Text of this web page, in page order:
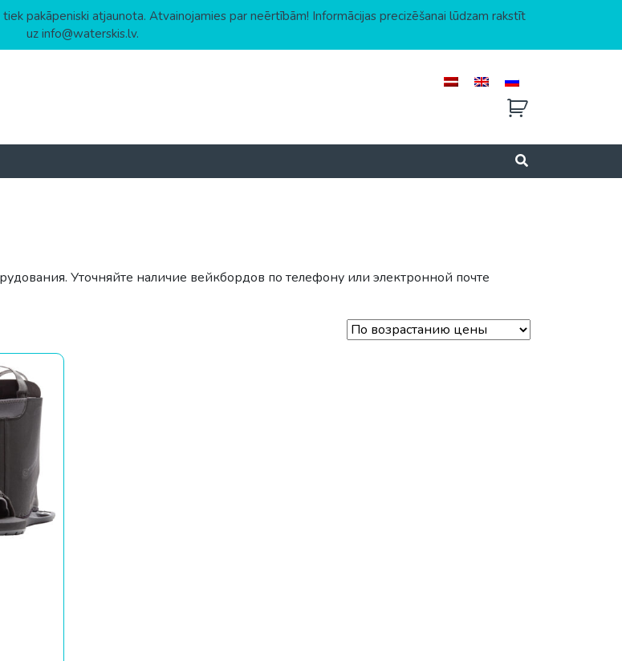
pakāpeniski atjaunota. Atvainojamies par neērtībām! Informācijas precizēšanai lūdzam rakstīt
uz info@waterskis.lv.
Уточняйте наличие вейкбордов по телефону или электронной почте